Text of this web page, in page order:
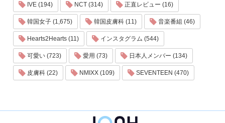
IVE (194) NCT (314) 正直レビュー (16)
韓国女子 (1,675) 韓国皮膚科 (11) 音楽番組 (46)
Hearts2Hearts (11) インスタグラム (544)
可愛い (723) 愛用 (73) 日本人メンバー (134)
皮膚科 (22) NMIXX (109) SEVENTEEN (470)